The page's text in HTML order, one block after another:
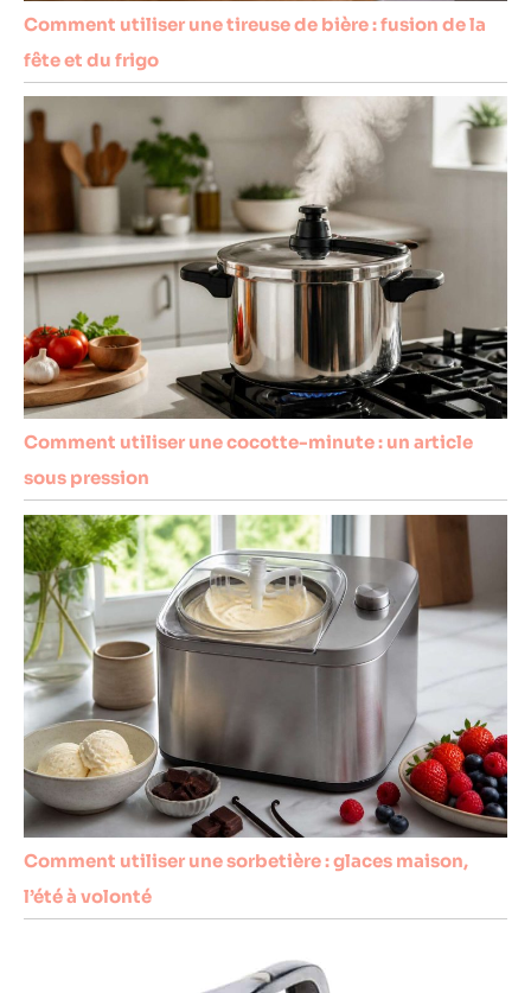
Comment utiliser une tireuse de bière : fusion de la
fête et du frigo
Comment utiliser une cocotte-minute : un article
sous pression
Comment utiliser une sorbetière : glaces maison,
l’été à volonté